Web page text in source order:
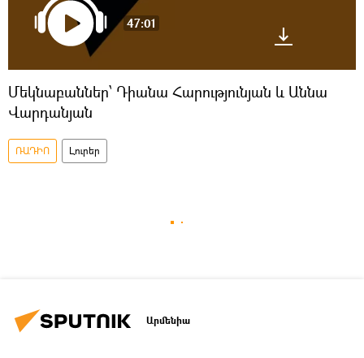
47:01
Մեկնաբաններ՝ Դիանա Հարությունյան և Աննա
Վարդանյան
ՌԱԴԻՈ Լուրեր
Արմենիա